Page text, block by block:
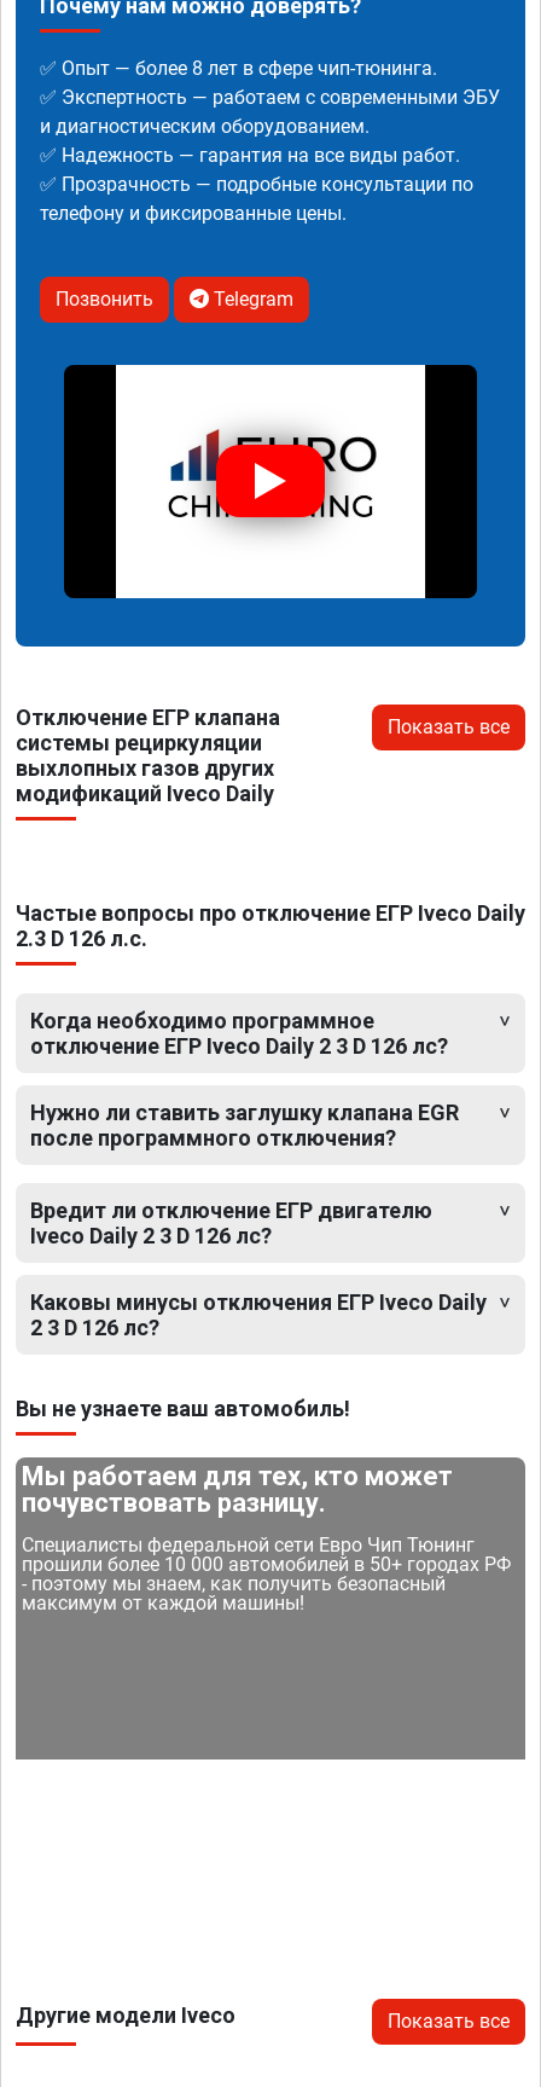
Почему нам можно доверять?
✅ Опыт — более 8 лет в сфере чип-тюнинга.
✅ Экспертность — работаем с современными ЭБУ
и диагностическим оборудованием.
✅ Надежность — гарантия на все виды работ.
✅ Прозрачность — подробные консультации по
телефону и фиксированные цены.
Позвонить Telegram
Отключение ЕГР клапана
системы рециркуляции
выхлопных газов других
модификаций Iveco Daily
Показать все
Частые вопросы про отключение ЕГР Iveco Daily
2.3 D 126 л.с.
Когда необходимо программное
отключение ЕГР Iveco Daily 2 3 D 126 лс?
Нужно ли ставить заглушку клапана EGR
после программного отключения?
Вредит ли отключение ЕГР двигателю
Iveco Daily 2 3 D 126 лс?
Каковы минусы отключения ЕГР Iveco Daily
2 3 D 126 лс?
Вы не узнаете ваш автомобиль!
Мы работаем для тех, кто может
почувствовать разницу.
Специалисты федеральной сети Евро Чип Тюнинг
прошили более 10 000 автомобилей в 50+ городах РФ
- поэтому мы знаем, как получить безопасный
максимум от каждой машины!
Другие модели Iveco Показать все